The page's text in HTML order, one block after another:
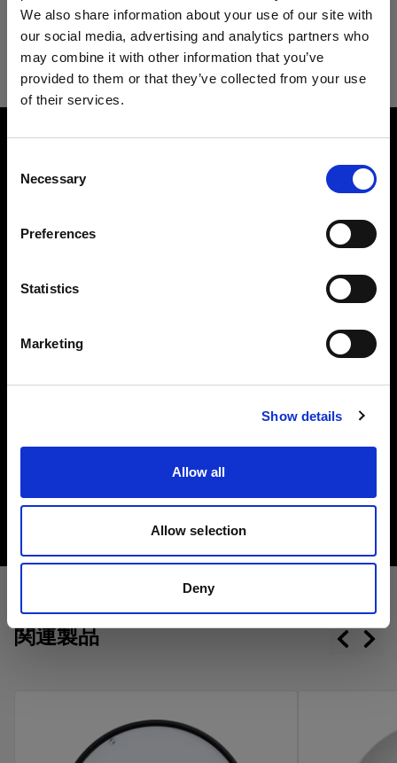
We also share information about your use of our site with
our social media, advertising and analytics partners who
may combine it with other information that you’ve
provided to them or that they’ve collected from your use
of their services.
Selection
Necessary
Preferences
Statistics
Marketing
Show details
Allow all
Allow selection
Deny
地域を変更しますか？
Latvia
サイトにアクセス
Acute/D4 リング UNC
D4ジェネレーター用のリングフラッシ
ュ
ファッションフォトグラファーは、荒々しさのな
い、ダイレクトで際立ったメインライトを求めて
います。彼らに愛用されているのが、Acute/D4
置くと、くっきりとした影を伴う独特な光を作り
カメラに取付けて簡単に持運び可能であるために
もいれば、Proリングが作り出す独特のキャッチ
ライトを好むために用いるというフォトグラファ
使い方として正解や不正解というものはありませ
スタンドまたはカメラに直接取り付け可能。
なめらかなダイレクト光を作り出します。
独特のキャッチライトを作り出します。
け可能。
最先端のジェネレーター用ヘッド
的なパワーとスピード、安定性を実現する高品質な
関連製品